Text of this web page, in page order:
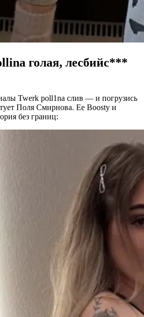
голая, лесбийс***
Twerk poll1na слив — и погрузись
Поля Смирнова. Ее Boosty и
без границ: